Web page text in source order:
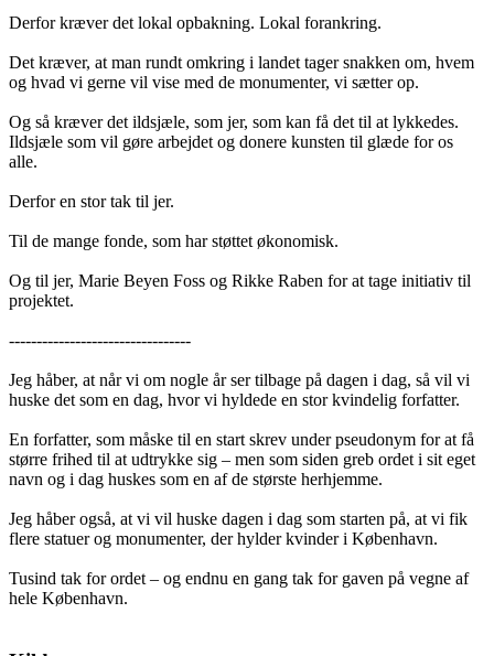
Derfor kræver det lokal opbakning. Lokal forankring.
Det kræver, at man rundt omkring i landet tager snakken om, hvem
og hvad vi gerne vil vise med de monumenter, vi sætter op.
Og så kræver det ildsjæle, som jer, som kan få det til at lykkedes.
Ildsjæle som vil gøre arbejdet og donere kunsten til glæde for os
alle.
Derfor en stor tak til jer.
Til de mange fonde, som har støttet økonomisk.
Og til jer, Marie Beyen Foss og Rikke Raben for at tage initiativ til
projektet.
---------------------------------
Jeg håber, at når vi om nogle år ser tilbage på dagen i dag, så vil vi
huske det som en dag, hvor vi hyldede en stor kvindelig forfatter.
En forfatter, som måske til en start skrev under pseudonym for at få
større frihed til at udtrykke sig – men som siden greb ordet i sit eget
navn og i dag huskes som en af de største herhjemme.
Jeg håber også, at vi vil huske dagen i dag som starten på, at vi fik
flere statuer og monumenter, der hylder kvinder i København.
Tusind tak for ordet – og endnu en gang tak for gaven på vegne af
hele København.